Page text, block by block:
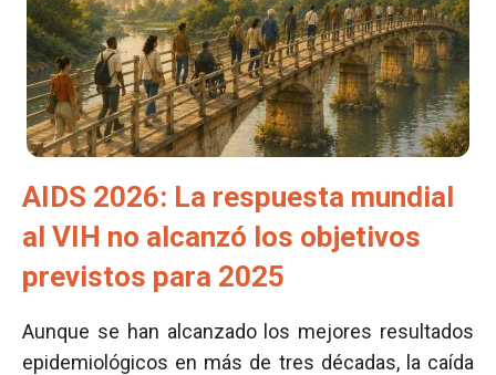
AIDS 2026: La respuesta mundial
al VIH no alcanzó los objetivos
previstos para 2025
Aunque se han alcanzado los mejores resultados
epidemiológicos en más de tres décadas, la caída